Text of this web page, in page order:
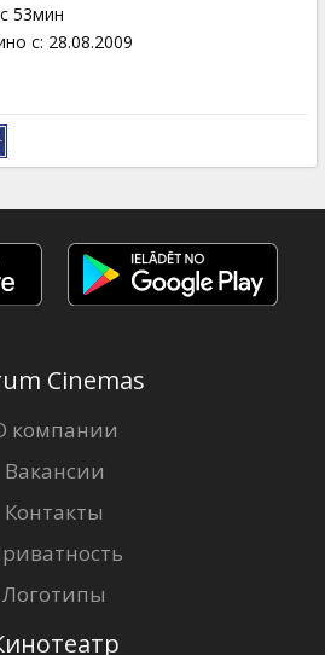
53мин
с: 28.08.2009
Cinemas
компании
Вакансии
Контакты
Логотипы